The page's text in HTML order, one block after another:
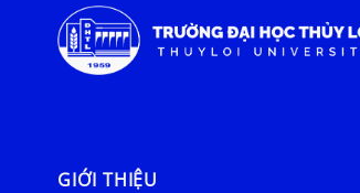
GIỚI THIỆU